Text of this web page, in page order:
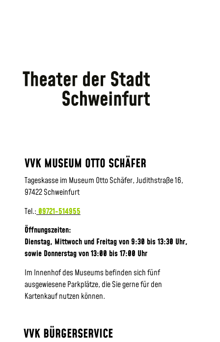
VVK MUSEUM OTTO SCHÄFER
Tageskasse im Museum Otto Schäfer, Judithstraße 16,
97422 Schweinfurt
Tel.: 09721-514955
Öffnungszeiten:
Dienstag, Mittwoch und Freitag von 9:30 bis 13:30 Uhr,
sowie Donnerstag von 13:00 bis 17:00 Uhr
Im Innenhof des Museums befinden sich fünf
ausgewiesene Parkplätze, die Sie gerne für den
Kartenkauf nutzen können.
VVK BÜRGERSERVICE